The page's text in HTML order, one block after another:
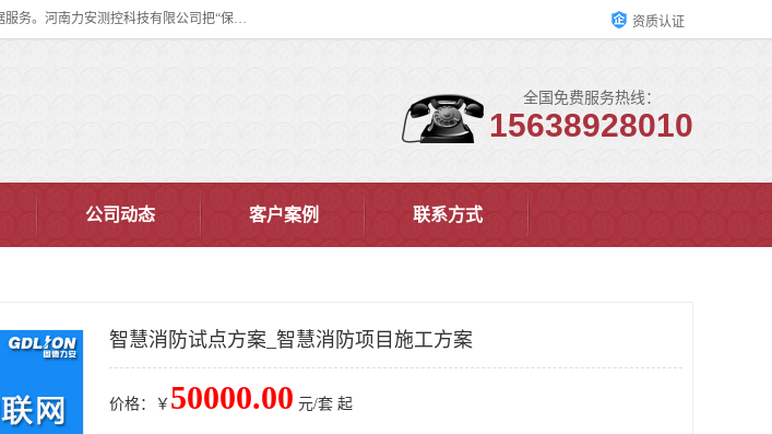
河南力安测控科技有限公司专注提供智慧消防管理系统,智慧消防系统,智慧消防云平台等设备能源管理大数据服务。河南力安测控科技有限公司把“保障设备运行安全可控,让设备管理变得简单”确定为力安的历史使命。 资质认证
全国免费服务热线：
15638928010
公司动态 客户案例 联系方式
智慧消防试点方案_智慧消防项目施工方案
价格：￥ 50000.00 元/套 起